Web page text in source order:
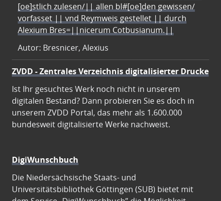
[oe]stlich zulesen/|| allen bl#[oe]den gewissen/
vorfasset || vnd Reymweis gestellet || durch
Alexium Bres=||nicerum Cotbusianum.||
Autor: Bresnicer, Alexius
ZVDD - Zentrales Verzeichnis digitalisierter Drucke
Ist Ihr gesuchtes Werk noch nicht in unserem
digitalen Bestand? Dann probieren Sie es doch in
unserem ZVDD Portal, das mehr als 1.600.000
bundesweit digitalisierte Werke nachweist.
DigiWunschbuch
Die Niedersächsische Staats- und
Universitätsbibliothek Göttingen (SUB) bietet mit